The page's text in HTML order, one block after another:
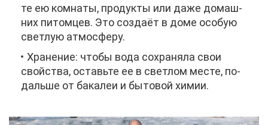
те ею ком­на­ты, про­дук­ты или да­же до­маш­
них пи­том­цев. Это со­зда­ёт в до­ме осо­бую
свет­лую ат­мо­сфе­ру.
Хра­не­ние: что­бы во­да со­хра­ня­ла свои
свой­ства, оставь­те ее в свет­лом ме­сте, по­
даль­ше от ба­ка­леи и бы­то­вой хи­мии.